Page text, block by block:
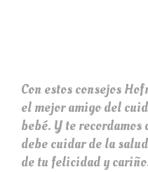
Con estos consejos
el mejor amigo del
bebé. Y te
debe cuidar de la
de tu felicidad y